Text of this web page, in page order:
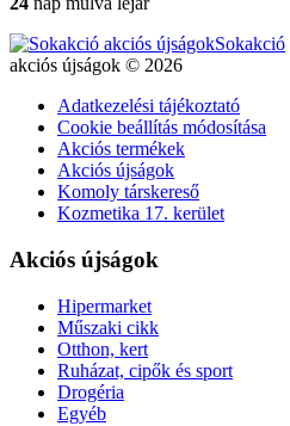
Sokakció
akciós újságok © 2026
Adatkezelési tájékoztató
Cookie beállítás módosítása
Akciós termékek
Akciós újságok
Komoly társkereső
Kozmetika 17. kerület
Akciós újságok
Hipermarket
Műszaki cikk
Otthon, kert
Ruházat, cipők és sport
Drogéria
Egyéb